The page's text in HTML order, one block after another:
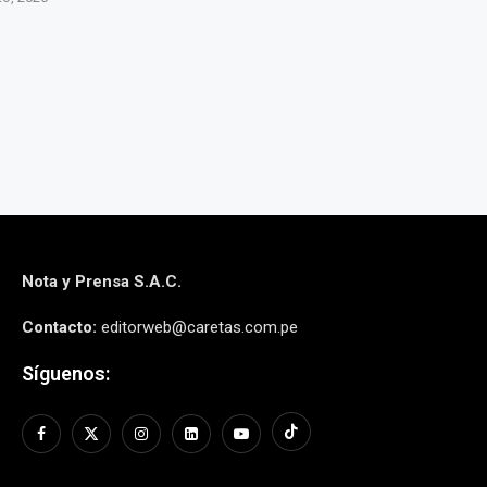
Nota y Prensa S.A.C.
Contacto: editorweb@caretas.com.pe
Síguenos: